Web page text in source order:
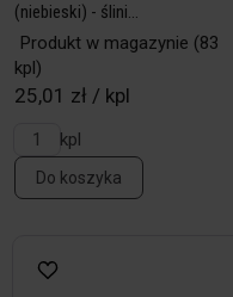
(niebieski) - ślini...
Produkt w magazynie (83
kpl)
25,01 zł / kpl
kpl
Do koszyka